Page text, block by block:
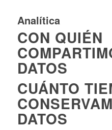
Analítica
CON QUIÉN
DATOS
CUÁNTO
DATOS